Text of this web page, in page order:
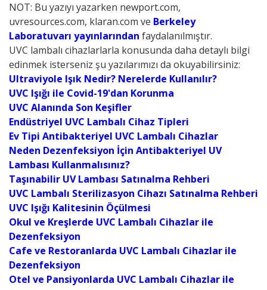
NOT: Bu yazıyı yazarken newport.com,
uvresources.com, klaran.com ve Berkeley
Laboratuvarı yayınlarından faydalanılmıştır.
UVC lambalı cihazlarlarla konusunda daha detaylı bilgi
edinmek isterseniz şu yazılarımızı da okuyabilirsiniz:
Ultraviyole Işık Nedir? Nerelerde Kullanılır?
UVC Işığı ile Covid-19'dan Korunma
UVC Alanında Son Keşifler
Endüstriyel UVC Lambalı Cihaz Tipleri
Ev Tipi Antibakteriyel UVC Lambalı Cihazlar
Neden Dezenfeksiyon İçin Antibakteriyel UV
Lambası Kullanmalısınız?
Taşınabilir UV Lambası Satınalma Rehberi
UVC Lambalı Sterilizasyon Cihazı Satınalma Rehberi
UVC Işığı Kalitesinin Öçülmesi
Okul ve Kreşlerde UVC Lambalı Cihazlar ile
Dezenfeksiyon
Cafe ve Restoranlarda UVC Lambalı Cihazlar ile
Dezenfeksiyon
Otel ve Pansiyonlarda UVC Lambalı Cihazlar ile